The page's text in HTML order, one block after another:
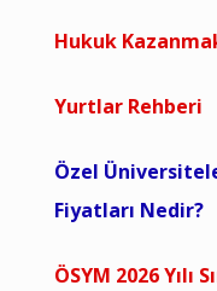
Hukuk
Yurtlar Rehberi
Özel
Fiyatları Nedir?
ÖSYM 2026 Yılı